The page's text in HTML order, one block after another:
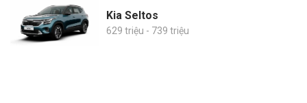
Kia Seltos
629 triệu - 739 triệu